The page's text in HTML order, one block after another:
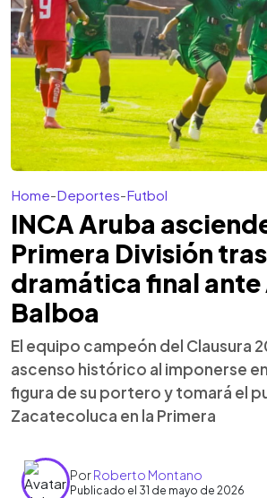
Home-Deportes-Futbol
INCA Aruba
Primera División tras
dramática final
Balboa
El equipo campeón del Clausura
ascenso histórico al imponerse
figura de su portero y tomará el
Zacatecoluca en la Primera
PorRoberto Montano
Publicado el 31 de mayo de 2026